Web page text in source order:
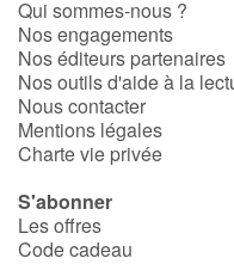
Fable, mythe, littérature et
Princesses et princes,
Ogres, monstres et
Héroïnes et héros
Écologie, nature, saisons
Qui sommes-nous ?
Nos engagements
Nos éditeurs partenaires
Nos outils d'aide à la
Nous contacter
Mentions légales
Charte vie privée
S'abonner
Les offres
Code cadeau